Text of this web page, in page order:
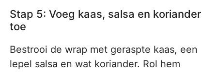
Stap 5: Voeg kaas, salsa en koriander
toe
Bestrooi de wrap met geraspte kaas, een
lepel salsa en wat koriander. Rol hem